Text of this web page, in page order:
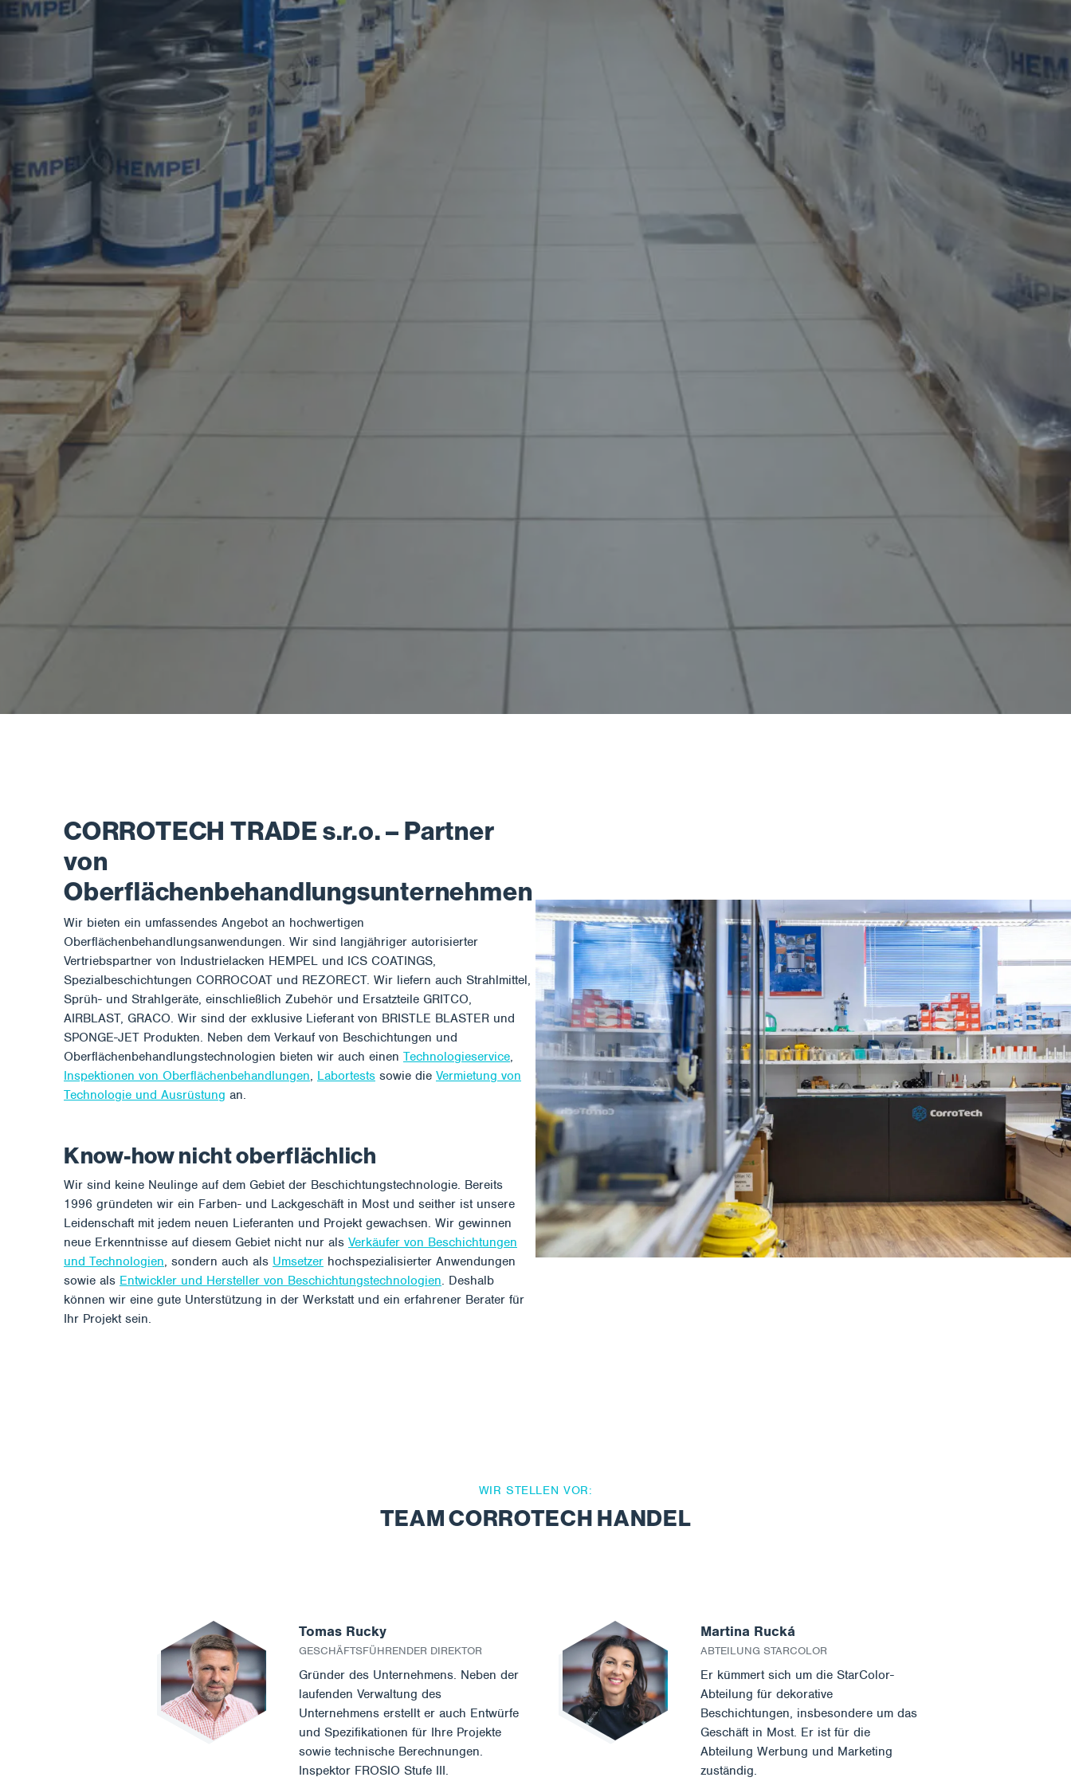
CORROTECH TRADE s.r.o. – Partner
von
Oberflächenbehandlungsunternehmen
Wir bieten ein umfassendes Angebot an hochwertigen
Oberflächenbehandlungsanwendungen. Wir sind langjähriger autorisierter
Vertriebspartner von Industrielacken HEMPEL und ICS COATINGS,
Spezialbeschichtungen CORROCOAT und REZORECT. Wir liefern auch Strahlmittel,
Sprüh- und Strahlgeräte, einschließlich Zubehör und Ersatzteile GRITCO,
AIRBLAST, GRACO. Wir sind der exklusive Lieferant von BRISTLE BLASTER und
SPONGE-JET Produkten. Neben dem Verkauf von Beschichtungen und
Oberflächenbehandlungstechnologien bieten wir auch einen Technologieservice,
Inspektionen von Oberflächenbehandlungen, Labortests sowie die Vermietung von
Technologie und Ausrüstung an.
Know-how nicht oberflächlich
Wir sind keine Neulinge auf dem Gebiet der Beschichtungstechnologie. Bereits
1996 gründeten wir ein Farben- und Lackgeschäft in Most und seither ist unsere
Leidenschaft mit jedem neuen Lieferanten und Projekt gewachsen. Wir gewinnen
neue Erkenntnisse auf diesem Gebiet nicht nur als Verkäufer von Beschichtungen
und Technologien, sondern auch als Umsetzer hochspezialisierter Anwendungen
sowie als Entwickler und Hersteller von Beschichtungstechnologien. Deshalb
können wir eine gute Unterstützung in der Werkstatt und ein erfahrener Berater für
Ihr Projekt sein.
WIR STELLEN VOR:
TEAM CORROTECH HANDEL
Tomas Rucky
GESCHÄFTSFÜHRENDER DIREKTOR
Gründer des Unternehmens. Neben der
laufenden Verwaltung des
Unternehmens erstellt er auch Entwürfe
und Spezifikationen für Ihre Projekte
sowie technische Berechnungen.
Inspektor FROSIO Stufe III.
Martina Rucká
ABTEILUNG STARCOLOR
Er kümmert sich um die StarColor-
Abteilung für dekorative
Beschichtungen, insbesondere um das
Geschäft in Most. Er ist für die
Abteilung Werbung und Marketing
zuständig.